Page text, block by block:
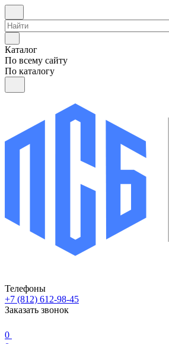
Каталог
По всему сайту
По каталогу
Телефоны
+7 (812) 612-98-45
Заказать звонок
0